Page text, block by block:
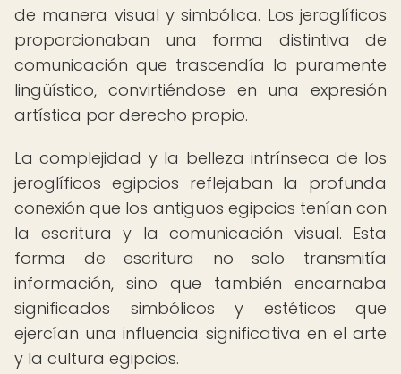
de manera visual y simbólica. Los jeroglíficos
proporcionaban una forma distintiva de
comunicación que trascendía lo puramente
lingüístico, convirtiéndose en una expresión
artística por derecho propio.
La complejidad y la belleza intrínseca de los
jeroglíficos egipcios reflejaban la profunda
conexión que los antiguos egipcios tenían con
la escritura y la comunicación visual. Esta
forma de escritura no solo transmitía
información, sino que también encarnaba
significados simbólicos y estéticos que
ejercían una influencia significativa en el arte
y la cultura egipcios.